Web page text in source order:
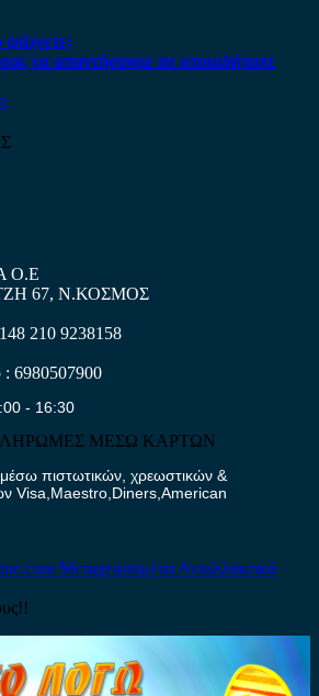
ψάχνετε;
να απαντήσουμε σε οποιαδήποτε
Ο.Ε
67, Ν.ΚΟΣΜΟΣ
210 9238158
: 6980507900
- 16:30
ΜΕΣΩ ΚΑΡΤΩΝ
πιστωτικών, χρεωστικών &
Visa,Maestro,Diners,American
Μεταχειρισμένα Ανταλλακτικά